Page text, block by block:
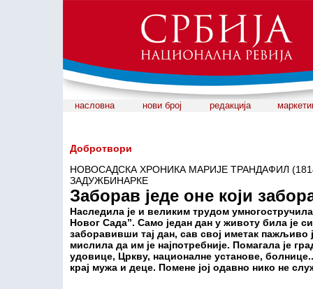
насловна нови број редакција
Добротвори
НОВОСАДСКА ХРОНИКА МАРИЈЕ ТРАНДАФИЛ
ЗАДУЖБИНАРКЕ
Заборав једе оне који
Наследила је и великим трудом
Новог Сада”. Само један дан у животу била је
заборавивши тај дан, сав свој иметак пажљиво
мислила да им је најпотребније. Помагала је
удовице, Цркву, националне установе,
крај мужа и деце. Помене јој одавно нико не